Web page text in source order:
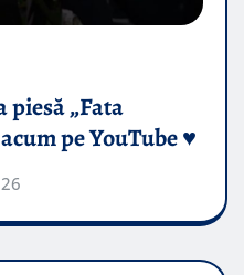
piesă „Fata
pe YouTube ♥️